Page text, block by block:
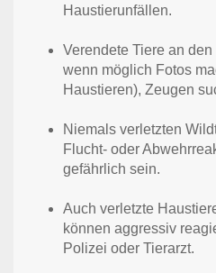
Haustierunfällen.
Verendete Tiere an
wenn möglich Fotos
Haustieren), Zeugen
Niemals verletzten
Flucht- oder
gefährlich sein.
Auch verletzte
können aggressiv
Polizei oder Tierarzt.